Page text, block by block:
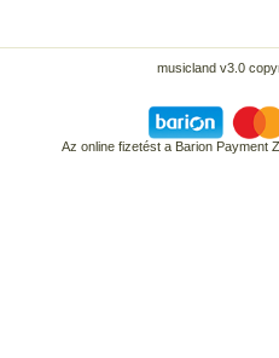
musicland v3.0
Az online fizetést a Barion Payment